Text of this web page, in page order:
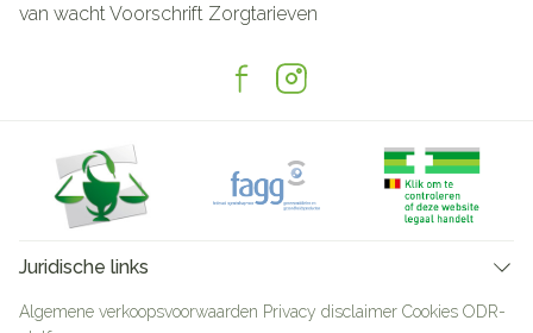
van wachtVoorschrift Zorgtarieven
Juridische links
Algemene verkoopsvoorwaarden Privacy disclaimer Cookies ODR-